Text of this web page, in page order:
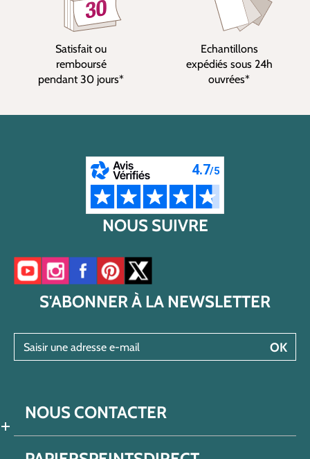
Satisfait ou
remboursé
pendant 30 jours*
Echantillons
expédiés sous 24h
ouvrées*
NOUS SUIVRE
Accéder à notre chaîne YouTube
Accéder à notre compte Instagram
Accéder à notre page Facebook
Accéder à notre compte Pinterest
Accéder à notre compte Twitter/X
S'ABONNER À LA NEWSLETTER
OK
NOUS CONTACTER